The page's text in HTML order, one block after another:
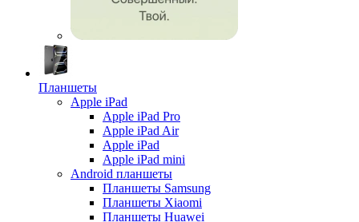
Планшеты
Apple iPad
Apple iPad Pro
Apple iPad Air
Apple iPad
Apple iPad mini
Android планшеты
Планшеты Samsung
Планшеты Xiaomi
Планшеты Huawei